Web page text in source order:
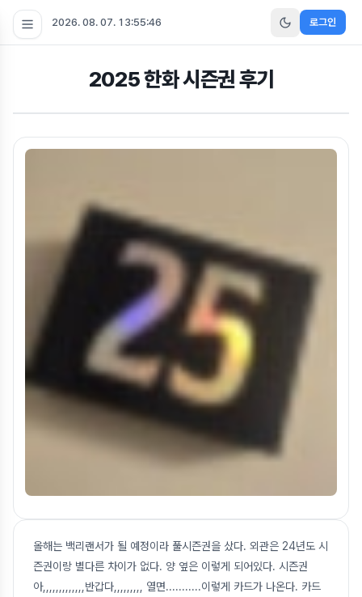
2026. 08. 07. 13:55:46 로그인
2025 한화 시즌권 후기
올해는 백리랜서가 될 예정이라 풀시즌권을 샀다. 외관은 24년도 시
즌권이랑 별다른 차이가 없다. 양 옆은 이렇게 되어있다. 시즌권
아,,,,,,,,,,,,,반갑다,,,,,,,,, 열면...........이렇게 카드가 나온다. 카드